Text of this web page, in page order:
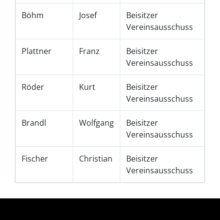
Böhm Josef
Beisitzer
Vereinsausschuss
Plattner Franz
Beisitzer
Vereinsausschuss
Röder Kurt
Beisitzer
Vereinsausschuss
Brandl Wolfgang
Beisitzer
Vereinsausschuss
Fischer Christian
Beisitzer
Vereinsausschuss